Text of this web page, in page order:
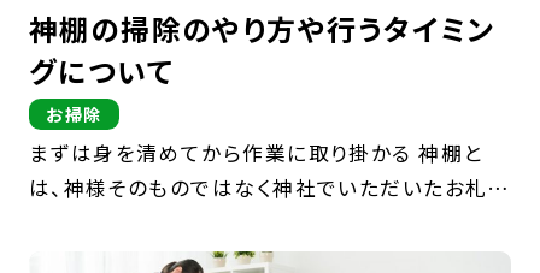
神棚の掃除のやり方や行うタイミン
グについて
お掃除
まずは身を清めてから作業に取り掛かる 神棚と
は、神様そのものではなく神社でいただいたお札や
りと祭ることにより、ご先祖様が神様となって子孫